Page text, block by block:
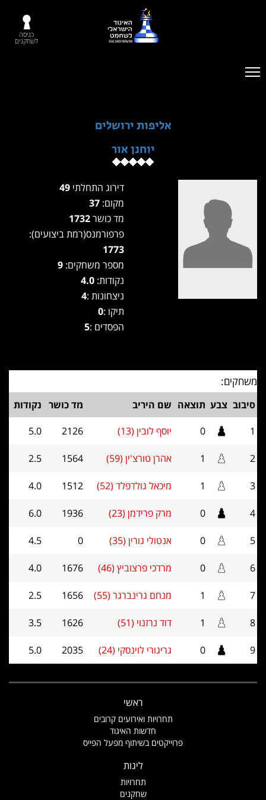
כניסה
לשחקנים
אליפות ירושלים
יוחנן אור
דירוג התחלתי
מקום:
מד כושר
פרפורמנס(רמת ביצועים):
1773
מספר משחקים:
נקודות: 4.0
ניצחונות :4
תיקו :0
הפסדים :5
משחקים:
סיבוב צבע תוצאה שם היריב מד כושר נקודות
1
0 יוסף לובין (13) 2126
5.0
2
1 אהרן טורצ'ין (59) 1564
2.5
3
1 מיכאל גולדפלד (52) 1512
4.0
4
0 מרק פרידמן (23) 1936
6.0
5
0 אנטולי גורין (35) 0
4.5
6
0 מרדכי פרצוביץ (46) 1676
4.0
7
1 מנחם גרינברגר (55) 1656
2.5
8
1 דוד נרזנוי (51) 1626
3.5
9
0 גריגורי לוינסקי (24) 2035
5.0
ראשי
תחרויות ואירועים קרובים
חדשות האיגוד
פרוייקטים בשיתוף מפעל הפייס
ליגות
תחרויות
שחקנים